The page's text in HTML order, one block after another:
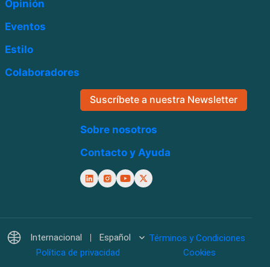
Opinión
Eventos
Estilo
Colaboradores
Suscríbete a nuestra Newsletter
Sobre nosotros
Contacto y Ayuda
Internacional Español
Términos y Condiciones
Política de privacidad
Cookies